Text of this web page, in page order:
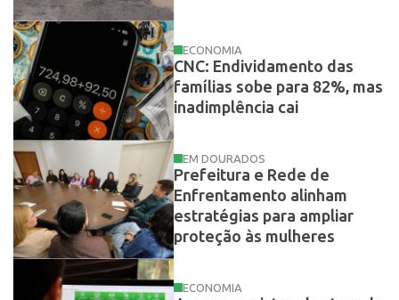
ECONOMIA
CNC: Endividamento das
famílias sobe para 82%, mas
inadimplência cai
EM DOURADOS
Prefeitura e Rede de
Enfrentamento alinham
estratégias para ampliar
proteção às mulheres
ECONOMIA